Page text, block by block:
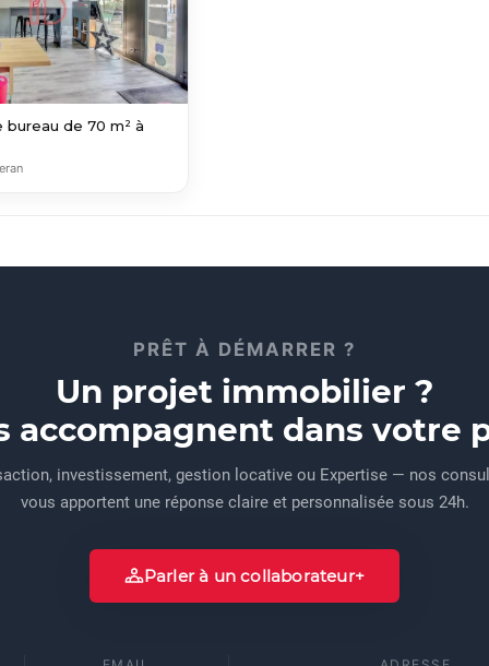
de 70 m² à
PRÊT À DÉMARRER ?
Un projet immobilier ?
accompagnent dans votre
investissement, gestion locative ou Expertise — nos
vous apportent une réponse claire et personnalisée sous 24h.
Parler à un collaborateur